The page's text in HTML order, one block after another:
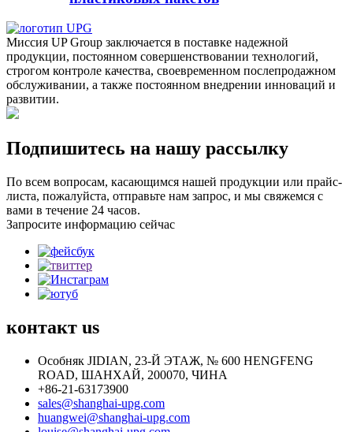
Миссия UP Group заключается в поставке надежной
продукции, постоянном совершенствовании технологий,
строгом контроле качества, своевременном послепродажном
обслуживании, а также постоянном внедрении инноваций и
развитии.
Подпишитесь на нашу рассылку
По всем вопросам, касающимся нашей продукции или прайс-
листа, пожалуйста, отправьте нам запрос, и мы свяжемся с
вами в течение 24 часов.
Запросите информацию сейчас
контакт us
Особняк JIDIAN, 23-Й ЭТАЖ, № 600 HENGFENG
ROAD, ШАНХАЙ, 200070, ЧИНА
+86-21-63173900
sales@shanghai-upg.com
huangwei@shanghai-upg.com